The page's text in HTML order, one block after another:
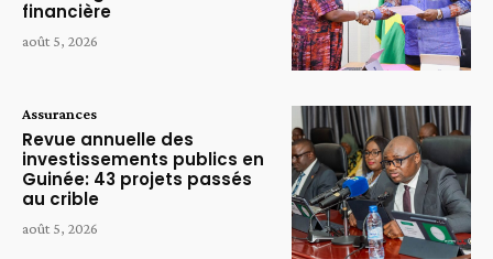
financière
août 5, 2026
Assurances
Revue annuelle des
investissements publics en
Guinée: 43 projets passés
au crible
août 5, 2026